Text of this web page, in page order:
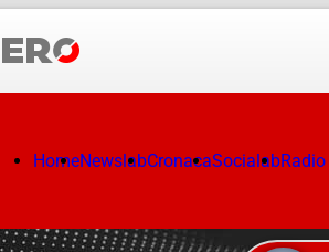
HomeNewslabCronacaSocialab